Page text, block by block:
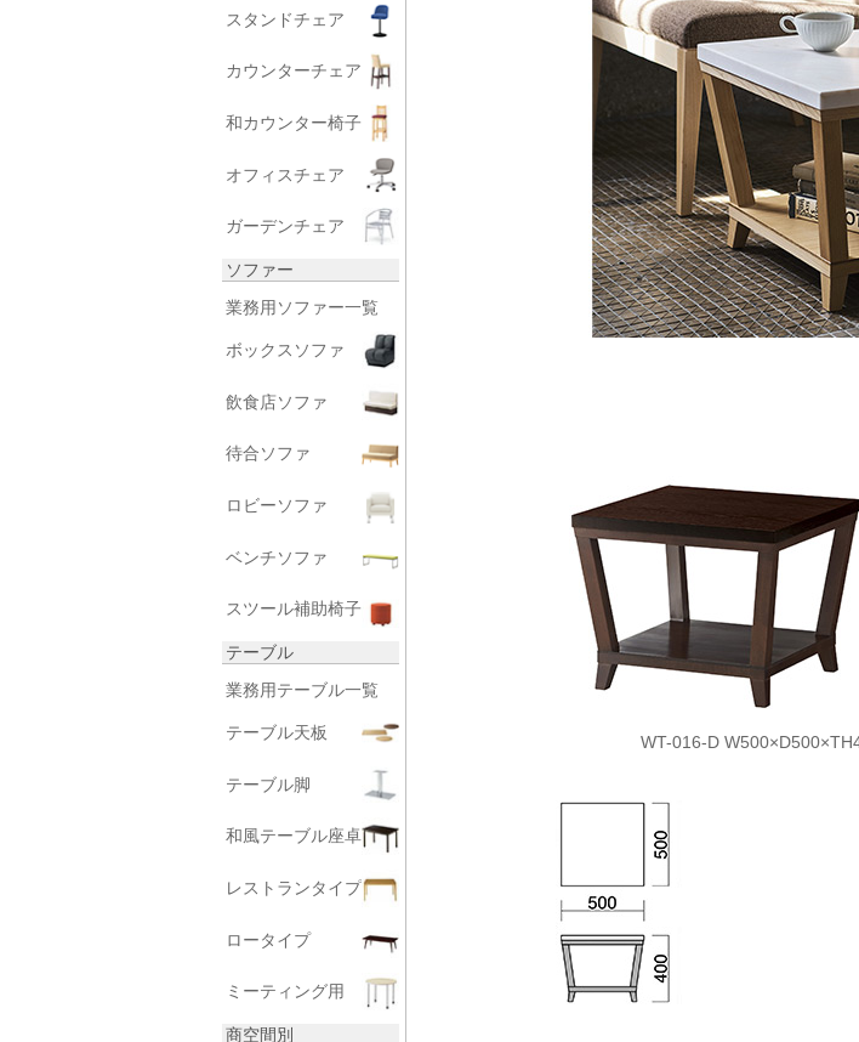
スタンドチェア
カウンターチェア
和カウンター椅子
オフィスチェア
ガーデンチェア
ソファー
業務用ソファー一覧
ボックスソファ
飲食店ソファ
待合ソファ
ロビーソファ
ベンチソファ
スツール補助椅子
テーブル
業務用テーブル一覧
テーブル天板
テーブル脚
和風テーブル座卓
レストランタイプ
ロータイプ
ミーティング用
商空間別
WT-016-D